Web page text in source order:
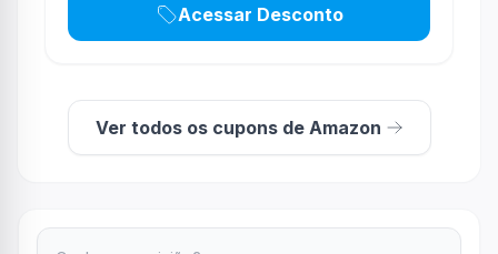
Acessar Desconto
Ver todos os cupons de Amazon